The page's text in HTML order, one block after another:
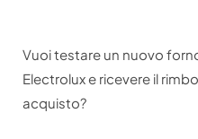
Vuoi testare un nuovo
Electrolux e ricevere il
acquisto?